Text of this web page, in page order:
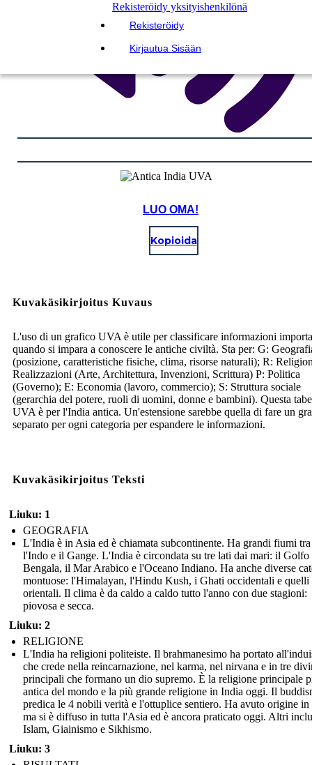
Rekisteröidy yksityishenkilönä
Rekisteröidy
Kirjautua Sisään
LUO OMA!
Kopioida
Kuvakäsikirjoitus Kuvaus
L'uso di un grafico UVA è utile per classificare informazioni
quando si impara a conoscere le antiche civiltà. Sta per: G:
(posizione, caratteristiche fisiche, clima, risorse naturali); R:
Realizzazioni (Arte, Architettura, Invenzioni, Scrittura) P: Politica
(Governo); E: Economia (lavoro, commercio); S: Struttura sociale
(gerarchia del potere, ruoli di uomini, donne e bambini). Questa
UVA è per l'India antica. Un'estensione sarebbe quella di fare un
separato per ogni categoria per espandere le informazioni.
Kuvakäsikirjoitus Teksti
Liuku: 1
GEOGRAFIA
L'India è in Asia ed è chiamata subcontinente. Ha grandi fiumi
l'Indo e il Gange. L'India è circondata su tre lati dai mari: il Golfo
Bengala, il Mar Arabico e l'Oceano Indiano. Ha anche diverse
montuose: l'Himalayan, l'Hindu Kush, i Ghati occidentali e quelli
orientali. Il clima è da caldo a caldo tutto l'anno con due stagioni:
piovosa e secca.
Liuku: 2
RELIGIONE
L'India ha religioni politeiste. Il brahmanesimo ha portato
che crede nella reincarnazione, nel karma, nel nirvana e in tre
principali che formano un dio supremo. È la religione principale
antica del mondo e la più grande religione in India oggi. Il
predica le 4 nobili verità e l'ottuplice sentiero. Ha avuto origine in
ma si è diffuso in tutta l'Asia ed è ancora praticato oggi. Altri
Islam, Giainismo e Sikhismo.
Liuku: 3